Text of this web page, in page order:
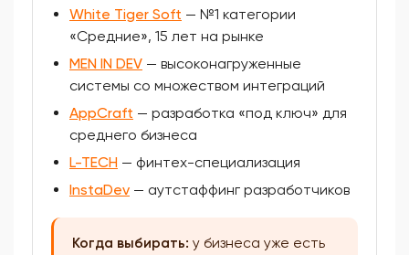
White Tiger Soft — №1 категории
«Средние», 15 лет на рынке
MEN IN DEV — высоконагруженные
системы со множеством интеграций
AppCraft — разработка «под ключ» для
среднего бизнеса
L-TECH — финтех-специализация
InstaDev — аутстаффинг разработчиков
Когда выбирать: у бизнеса уже есть